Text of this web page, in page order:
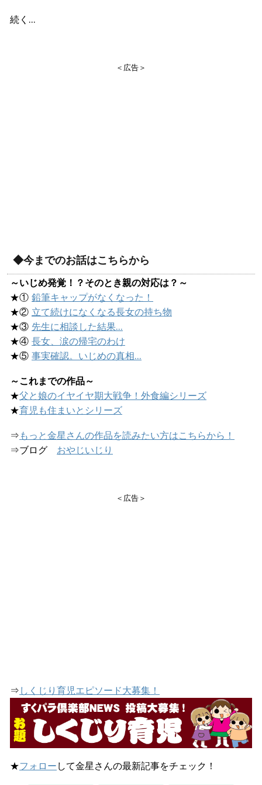
続く…
＜広告＞
◆今までのお話はこちらから
～いじめ発覚！？そのとき親の対応は？～
★① 鉛筆キャップがなくなった！
★② 立て続けになくなる長女の持ち物
★③ 先生に相談した結果…
★④ 長女、涙の帰宅のわけ
★⑤ 事実確認。いじめの真相…
～これまでの作品～
★父と娘のイヤイヤ期大戦争！外食編シリーズ
★育児も住まいとシリーズ
⇒ もっと金星さんの作品を読みたい方はこちらから！
⇒ブログ おやじいじり
＜広告＞
⇒ しくじり育児エピソード大募集！
★フォロー して金星さんの最新記事をチェック！